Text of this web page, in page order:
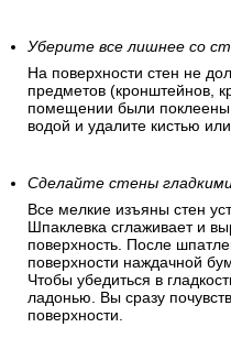
Уберите все лишнее со
На поверхности стен не
предметов (кронштейнов,
помещении были поклеены
водой и удалите кистью
Сделайте стены
Все мелкие изъяны стен
Шпаклевка сглаживает и
поверхность. После
поверхности наждачной
Чтобы убедиться в
ладонью. Вы сразу
поверхности.